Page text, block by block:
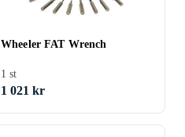
Wheeler FAT Wrench
1 st
1 021 kr